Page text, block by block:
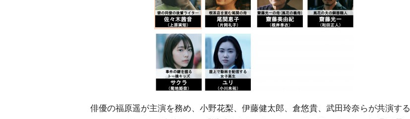
俳優の福原遥が主演を務め、小野花梨、伊藤健太郎、倉悠貴、武田玲奈らが共演する